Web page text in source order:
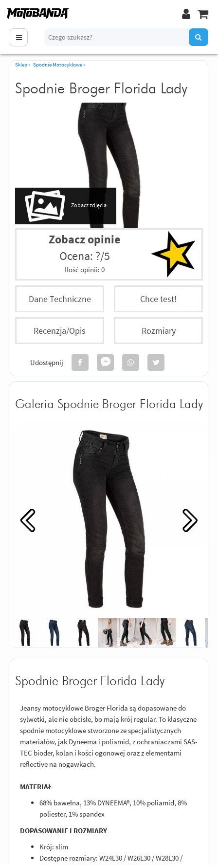
Sklep» Spodnie Motocyklowe»
Spodnie Broger Florida Lady
Zobacz zdjęcia
Zobacz opinie
Ocena: ?/5
Ilość opinii: 0
Dane Techniczne Chce test!
Recenzja/Opis Rozmiary
Udostępnij
Galeria Spodnie Broger Florida Lady
Spodnie Broger Florida Lady
Jeansy motocyklowe Broger Florida są dopasowane do
sylwetki, ale nie obcisłe, bo mają krój regular. To klasyczne
spodnie motocyklowe stworzone ze specjalistycznych
materiałów, jak Dyneema i poliamid, z ochraniaczami SAS-
TEC bioder, kolan i kości ogonowej oraz z elementami
reflective na nogawkach.
MATERIAŁ
68% bawełna, 13% DYNEEMA®, 10% poliamid, 8%
poliester, 1% spandex
DOPASOWANIE I ROZMIARY
Krój: slim
Dostępne rozmiary: W24L30 / W26L30 / W28L30 /